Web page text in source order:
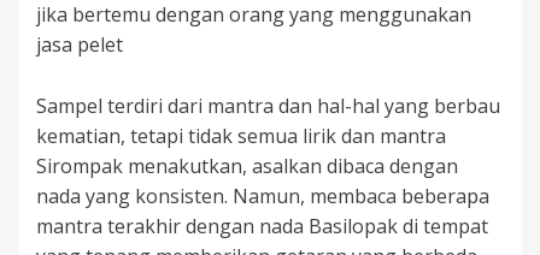
jika bertemu dengan orang yang menggunakan
jasa pelet
Sampel terdiri dari mantra dan hal-hal yang berbau
kematian, tetapi tidak semua lirik dan mantra
Sirompak menakutkan, asalkan dibaca dengan
nada yang konsisten. Namun, membaca beberapa
mantra terakhir dengan nada Basilopak di tempat